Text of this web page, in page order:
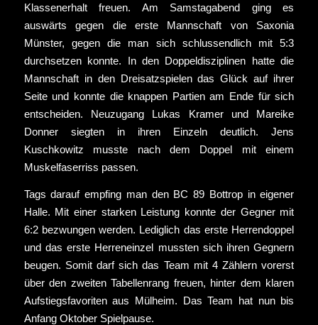
Klassenerhalt freuen. Am Samstagabend ging es
auswärts gegen die erste Mannschaft von Saxonia
Münster, gegen die man sich schlussendlich mit 5:3
durchsetzen konnte. In den Doppeldisziplinen hatte die
Mannschaft in den Dreisatzspielen das Glück auf ihrer
Seite und konnte die knappen Partien am Ende für sich
entscheiden. Neuzugang Lukas Kramer und Mareike
Donner siegten in ihren Einzeln deutlich. Jens
Kuschkowitz musste nach dem Doppel mit einem
Muskelfaserriss passen.
Tags darauf empfing man den BC 89 Bottrop in eigener
Halle. Mit einer starken Leistung konnte der Gegner mit
6:2 bezwungen werden. Lediglich das erste Herrendoppel
und das erste Herreneinzel mussten sich ihren Gegnern
beugen. Somit darf sich das Team mit 4 Zählern vorerst
über den zweiten Tabellenrang freuen, hinter dem klaren
Aufstiegsfavoriten aus Mülheim. Das Team hat nun bis
Anfang Oktober Spielpause.